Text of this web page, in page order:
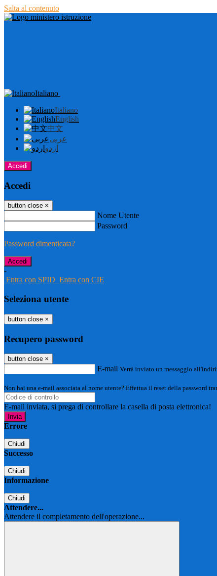
Salta al contenuto
Italiano
Italiano
English
中文
عربى
اردو
Accedi
Accedi
button close ×
Nome Utente
Password
Password dimenticata?
-
Entra con SPID Entra con CIE
Seleziona utente
button close ×
Recupero password
button close ×
E-mail Verrà inviato un messaggio
Non hai una e-mail associata al nome utente? Effettua il reset della password
E-mail inviata, si prega di controllare la casella di posta elettronica!
Errore
Chiudi
Successo
Chiudi
Informazione
Chiudi
Attendere...
Attendere il completamento dell'operazione...